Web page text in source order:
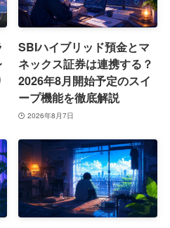
SBIハイブリッド預金とマ
ネックス証券は連携する？
2026年8月開始予定のスイ
ープ機能を徹底解説
2026年8月7日